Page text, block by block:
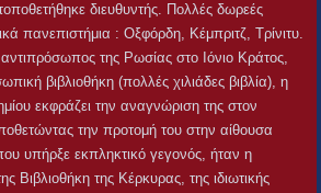
διευθυντής. Πολλές δωρεές
πανεπιστήμια : Οξφόρδη, Κέμπριτζ, Τρίνιτυ.
της Ρωσίας στο Ιόνιο Κράτος,
βιβλιοθήκη (πολλές χιλιάδες βιβλία), η
εκφράζει την αναγνώριση της στον
την προτομή του στην αίθουσα
υπήρξε εκπληκτικό γεγονός, ήταν η
Βιβλιοθήκη της Κέρκυρας, της ιδιωτικής